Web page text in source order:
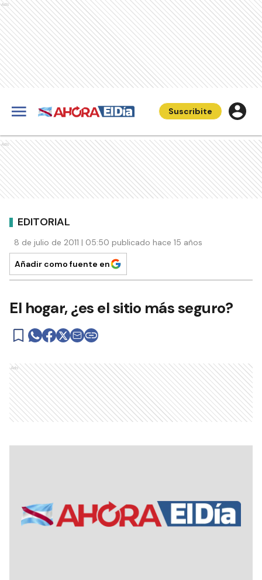
Ads
Suscribite
Ads
EDITORIAL
8 de julio de 2011 | 05:50 publicado hace 15 años
Añadir como fuente en
El hogar, ¿es el sitio más seguro?
Ads